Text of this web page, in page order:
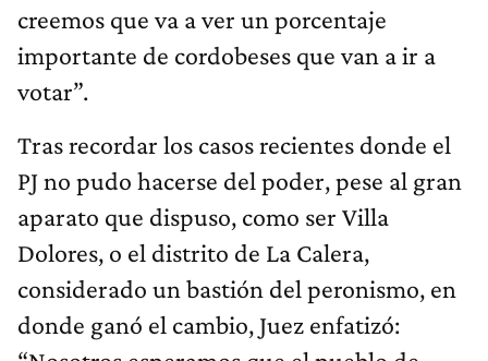
creemos que va a ver un porcentaje
importante de cordobeses que van a ir a
votar”.
Tras recordar los casos recientes donde el
PJ no pudo hacerse del poder, pese al gran
aparato que dispuso, como ser Villa
Dolores, o el distrito de La Calera,
considerado un bastión del peronismo, en
donde ganó el cambio, Juez enfatizó: